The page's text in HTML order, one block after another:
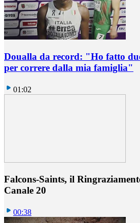
Doualla da record: "Ho fatto
per correre dalla mia famiglia"
01:02
Falcons-Saints, il
Canale 20
00:38